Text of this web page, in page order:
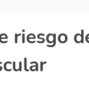
riesgo